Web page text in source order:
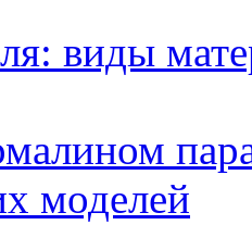
виды
моделей